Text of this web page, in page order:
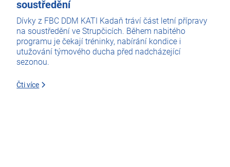
soustředění
Dívky z FBC DDM KATI Kadaň tráví část letní přípravy
na soustředění ve Strupčicích. Během nabitého
programu je čekají tréninky, nabírání kondice i
utužování týmového ducha před nadcházející
sezonou.
Čti více